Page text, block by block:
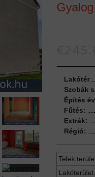
Lakótér
Szobák
Építés
Fűtés:
Extrák:
Régió:
Telek
Lakóterület